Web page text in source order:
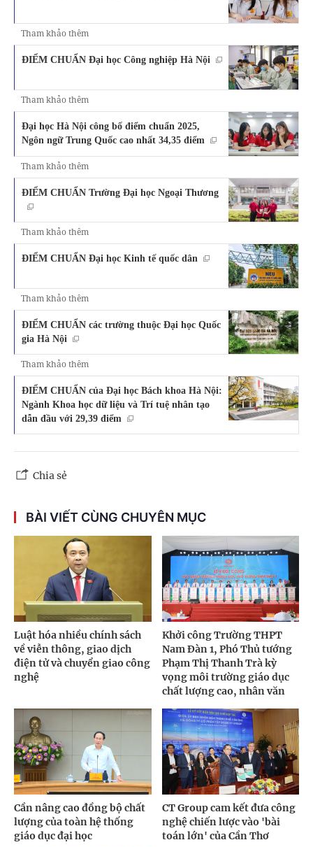
Tham khảo thêm
ĐIỂM CHUẨN Đại học Công nghiệp Hà Nội
Tham khảo thêm
Đại học Hà Nội công bố điểm chuẩn 2025,
Ngôn ngữ Trung Quốc cao nhất 34,35 điểm
Tham khảo thêm
ĐIỂM CHUẨN Trường Đại học Ngoại Thương
Tham khảo thêm
ĐIỂM CHUẨN Đại học Kinh tế quốc dân
Tham khảo thêm
ĐIỂM CHUẨN các trường thuộc Đại học Quốc
gia Hà Nội
Tham khảo thêm
ĐIỂM CHUẨN của Đại học Bách khoa Hà Nội:
Ngành Khoa học dữ liệu và Trí tuệ nhân tạo
dẫn đầu với 29,39 điểm
Chia sẻ
BÀI VIẾT CÙNG CHUYÊN MỤC
Luật hóa nhiều chính sách
về viễn thông, giao dịch
điện tử và chuyển giao công
nghệ
Khởi công Trường THPT
Nam Đàn 1, Phó Thủ tướng
Phạm Thị Thanh Trà kỳ
vọng môi trường giáo dục
chất lượng cao, nhân văn
Cần nâng cao đồng bộ chất
lượng của toàn hệ thống
giáo dục đại học
CT Group cam kết đưa công
nghệ chiến lược vào 'bài
toán lớn' của Cần Thơ